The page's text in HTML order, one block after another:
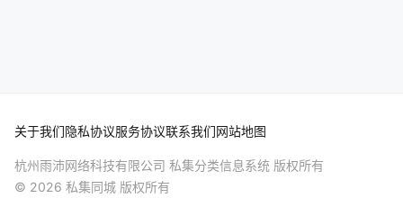
关于我们隐私协议服务协议联系我们网站地图
杭州雨沛网络科技有限公司 私集分类信息系统 版权所有
© 2026 私集同城 版权所有